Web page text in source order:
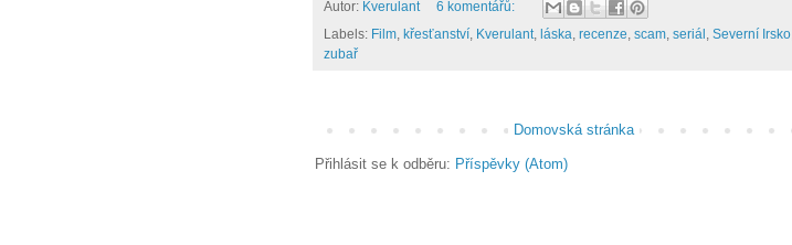
Autor: Kverulant
6 komentářů:
Labels: Film křesťanství Kverulant láska recenze scam seriál Severní Irsko
zubař
Domovská stránka
Přihlásit se k odběru: Příspěvky (Atom)